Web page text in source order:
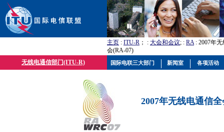
主页 : ITU-R ； : 大会和会议; : RA: 2007年
会(RA-07)
无线电通信部门(ITU-R)
2007年无线电通信
国际电联三大部门 新闻室 各项活动